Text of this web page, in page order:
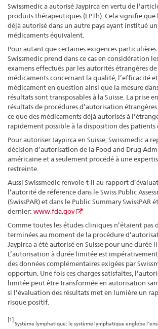
Swissmedic a autorisé Jaypirca en vertu de
produits thérapeutiques (LPTh). Cela signifie
déjà autorisé dans un autre pays ayant institué
médicaments équivalent.
Pour autant que certaines exigences particulières
Swissmedic prend dans ce cas en considération
examens effectués par les autorités étrangères
médicaments concernant la qualité, l’efficacité
médicament en question ainsi que la mesure
résultats sont transposables à la Suisse. La prise
résultats de procédures d’autorisation
ce que des médicaments déjà autorisés à
rapidement possible à la disposition des patients
Pour autoriser Jaypirca en Suisse, Swissmedic a
décision d’autorisation de la Food and Drug
américaine et a seulement procédé à une
restreinte.
Aussi Swissmedic renvoie-t-il au rapport
l’autorité de référence dans le Swiss Public
(SwissPAR) et dans le Public Summary SwissPAR
dernier: www.fda.gov
Comme toutes les études cliniques n’étaient pas
terminées au moment de la procédure
Jaypirca a été autorisé en Suisse pour une durée
L’autorisation à durée limitée est
des données complémentaires exigées par
opportun. Une fois ces charges satisfaites,
limitée peut être transformée en autorisation
si l’évaluation des résultats met en lumière un
risque positif.
[1]
Système lymphatique: le système lymphatique englobe